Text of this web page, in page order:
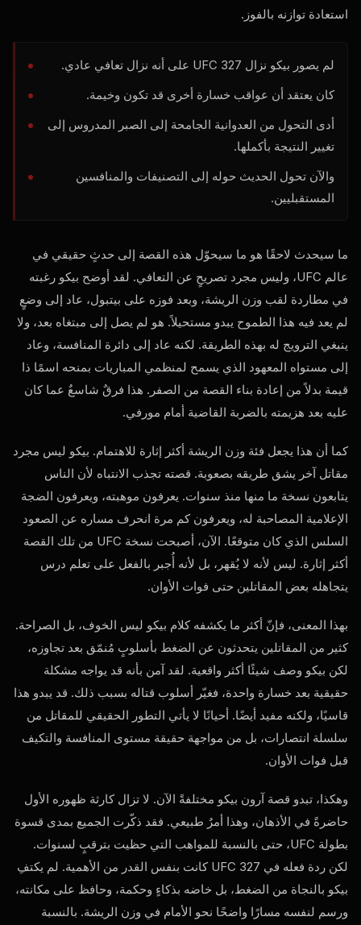
استعادة توازنه بالفوز.
لم يصور بيكو نزال UFC 327 على أنه نزال تعافي عادي.
كان يعتقد أن عواقب خسارة أخرى قد تكون وخيمة.
أدى التحول من العدوانية الجامحة إلى الصبر المدروس إلى
تغيير النتيجة بأكملها.
والآن تحول الحديث حوله إلى التصنيفات والمنافسين
المستقبليين.
ما سيحدث لاحقًا هو ما سيحوّل هذه القصة إلى حدثٍ حقيقي في
عالم UFC، وليس مجرد تصريحٍ عن التعافي. لقد أوضح بيكو رغبته
في مطاردة لقب وزن الريشة، وبعد فوزه على بيتبول، عاد إلى وضعٍ
لم يعد فيه هذا الطموح يبدو مستحيلاً. هو لم يصل إلى مبتغاه بعد، ولا
ينبغي الترويج له بهذه الطريقة. لكنه عاد إلى دائرة المنافسة، وعاد
إلى مستواه المعهود الذي يسمح لمنظمي المباريات بمنحه اسمًا ذا
قيمة بدلاً من إعادة بناء القصة من الصفر. هذا فرقٌ شاسعٌ عما كان
عليه بعد هزيمته بالضربة القاضية أمام مورفي.
كما أن هذا يجعل فئة وزن الريشة أكثر إثارة للاهتمام. بيكو ليس مجرد
مقاتل آخر يشق طريقه بصعوبة. قصته تجذب الانتباه لأن الناس
يتابعون نسخة ما منها منذ سنوات. يعرفون موهبته، ويعرفون الضجة
الإعلامية المصاحبة له، ويعرفون كم مرة انحرف مساره عن الصعود
السلس الذي كان متوقعًا. الآن، أصبحت نسخة UFC من تلك القصة
أكثر إثارة. ليس لأنه لا يُقهر، بل لأنه أُجبر بالفعل على تعلم درس
يتجاهله بعض المقاتلين حتى فوات الأوان.
بهذا المعنى، فإنّ أكثر ما يكشفه كلام بيكو ليس الخوف، بل الصراحة.
كثير من المقاتلين يتحدثون عن الضغط بأسلوبٍ مُنمّق بعد تجاوزه،
لكن بيكو وصف شيئًا أكثر واقعية. لقد آمن بأنه قد يواجه مشكلة
حقيقية بعد خسارة واحدة، فغيّر أسلوب قتاله بسبب ذلك. قد يبدو هذا
قاسيًا، ولكنه مفيد أيضًا. أحيانًا لا يأتي التطور الحقيقي للمقاتل من
سلسلة انتصارات، بل من مواجهة حقيقة مستوى المنافسة والتكيف
قبل فوات الأوان.
وهكذا، تبدو قصة آرون بيكو مختلفةً الآن. لا تزال كارثة ظهوره الأول
حاضرةً في الأذهان، وهذا أمرٌ طبيعي. فقد ذكّرت الجميع بمدى قسوة
بطولة UFC، حتى بالنسبة للمواهب التي حظيت بترقبٍ لسنوات.
لكن ردة فعله في UFC 327 كانت بنفس القدر من الأهمية. لم يكتفِ
بيكو بالنجاة من الضغط، بل خاضه بذكاءٍ وحكمة، وحافظ على مكانته،
ورسم لنفسه مسارًا واضحًا نحو الأمام في وزن الريشة. بالنسبة